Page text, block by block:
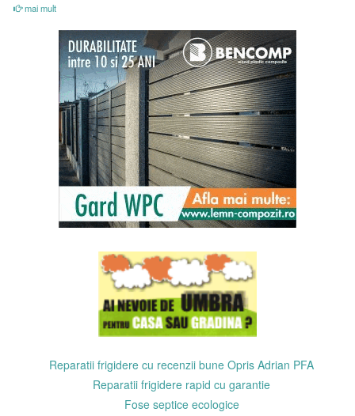
mai mult
Reparatii frigidere cu recenzii bune Opris Adrian PFA
Reparatii frigidere rapid cu garantie
Fose septice ecologice